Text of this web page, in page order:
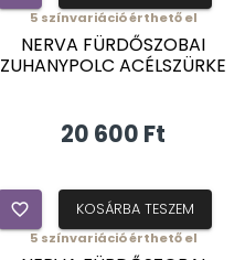
5 színvariáció érthető el
NERVA FÜRDŐSZOBAI
ZUHANYPOLC ACÉLSZÜRKE
20 600 Ft
favorite_border KOSÁRBA TESZEM
5 színvariáció érthető el